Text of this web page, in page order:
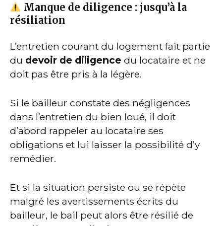
Manque de diligence : jusqu’à la
résiliation
L’entretien courant du logement fait partie
du devoir de diligence du locataire et ne
doit pas être pris à la légère.
Si le bailleur constate des négligences
dans l’entretien du bien loué, il doit
d’abord rappeler au locataire ses
obligations et lui laisser la possibilité d’y
remédier.
Et si la situation persiste ou se répète
malgré les avertissements écrits du
bailleur, le bail peut alors être résilié de